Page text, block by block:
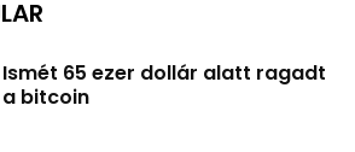
Ismét 65 ezer dollár alatt ragadt
a bitcoin